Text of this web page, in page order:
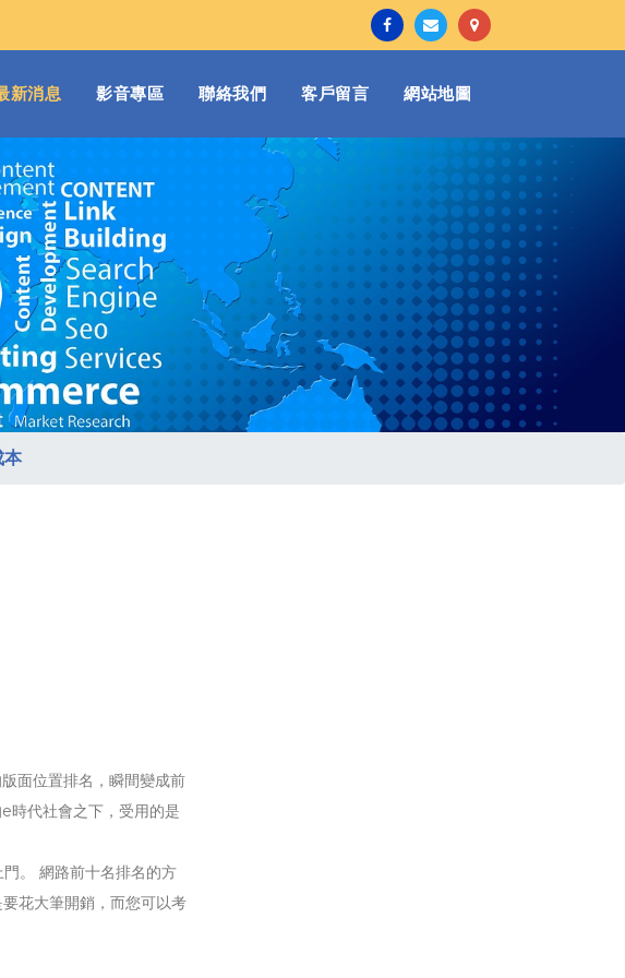
新消息 影音專區 聯絡我們 客戶留言 網站地圖
本
面位置排名，瞬間變成前
時代社會之下，受用的是
。 網路前十名排名的方
花大筆開銷，而您可以考